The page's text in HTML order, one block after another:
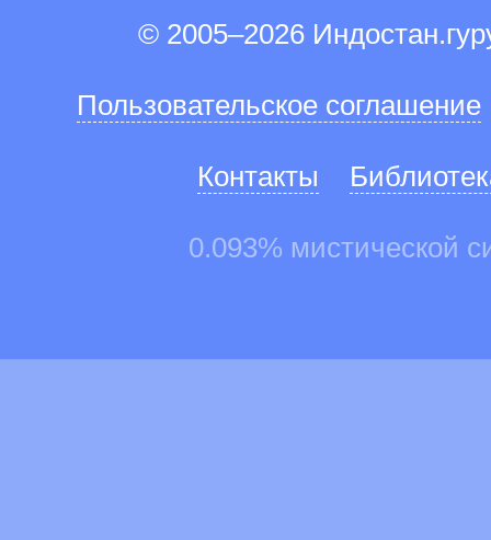
© 2005–2026
Пользовательское соглашение
Контакты
0.093% мистической